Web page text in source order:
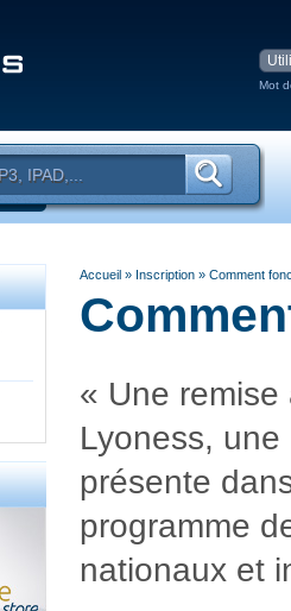
Mot
Accueil » Inscription »Comment
« Une
Lyoness, une
présente
programme
nationaux et